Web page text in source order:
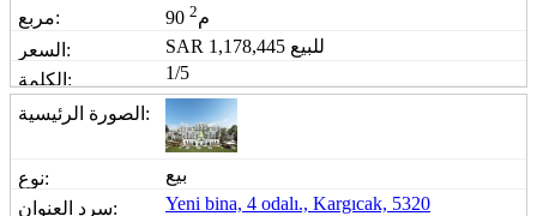
90 م2
SAR 1,178,445 للبيع
1/5
بيع
Yeni bina, 4 odalı., Kargıcak, 5320